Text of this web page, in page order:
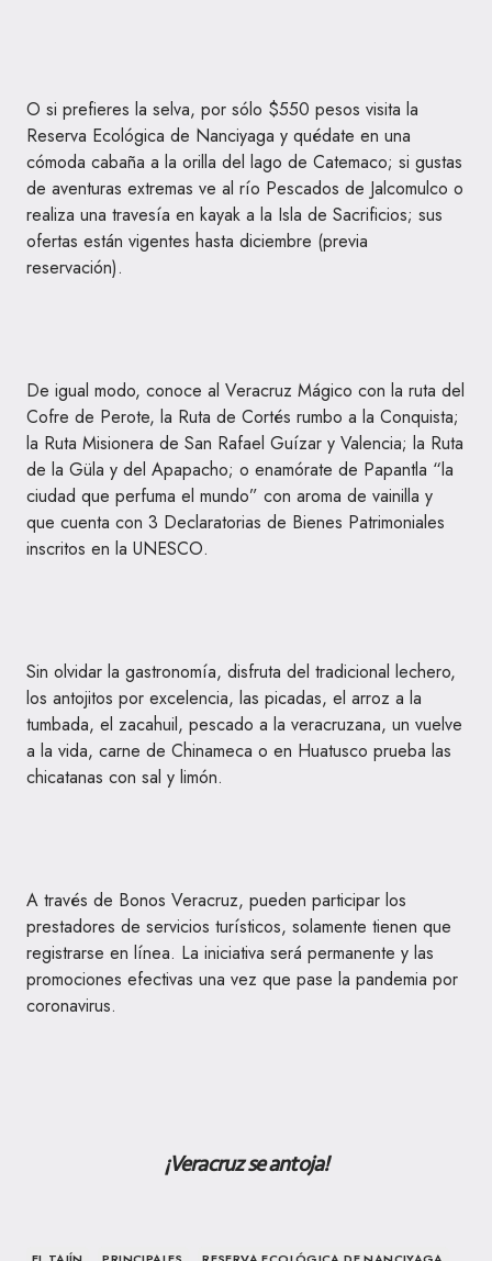
O si prefieres la selva, por sólo $550 pesos visita la
Reserva Ecológica de Nanciyaga y quédate en una
cómoda cabaña a la orilla del lago de Catemaco; si gustas
de aventuras extremas ve al río Pescados de Jalcomulco o
realiza una travesía en kayak a la Isla de Sacrificios; sus
ofertas están vigentes hasta diciembre (previa
reservación).
De igual modo, conoce al Veracruz Mágico con la ruta del
Cofre de Perote, la Ruta de Cortés rumbo a la Conquista;
la Ruta Misionera de San Rafael Guízar y Valencia; la Ruta
de la Güla y del Apapacho; o enamórate de Papantla “la
ciudad que perfuma el mundo” con aroma de vainilla y
que cuenta con 3 Declaratorias de Bienes Patrimoniales
inscritos en la UNESCO.
Sin olvidar la gastronomía, disfruta del tradicional lechero,
los antojitos por excelencia, las picadas, el arroz a la
tumbada, el zacahuil, pescado a la veracruzana, un vuelve
a la vida, carne de Chinameca o en Huatusco prueba las
chicatanas con sal y limón.
A través de Bonos Veracruz, pueden participar los
prestadores de servicios turísticos, solamente tienen que
registrarse en línea. La iniciativa será permanente y las
promociones efectivas una vez que pase la pandemia por
coronavirus.
¡Veracruz se antoja!